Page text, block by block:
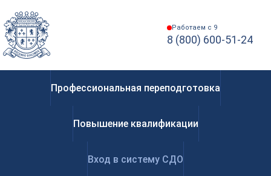
Работаем с 9
8 (800) 600-51-24
Профессиональная переподготовка
Повышение квалификации
Вход в систему СДО